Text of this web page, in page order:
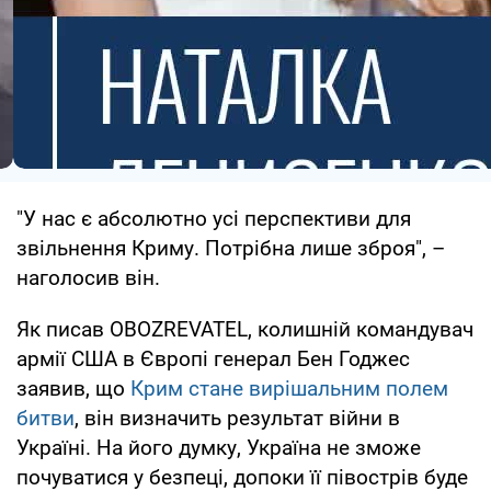
"У нас є абсолютно усі перспективи для
звільнення Криму. Потрібна лише зброя", –
наголосив він.
Як писав OBOZREVATEL, колишній командувач
армії США в Європі генерал Бен Годжес
заявив, що Крим стане вирішальним полем
битви, він визначить результат війни в
Україні. На його думку, Україна не зможе
почуватися у безпеці, допоки її півострів буде